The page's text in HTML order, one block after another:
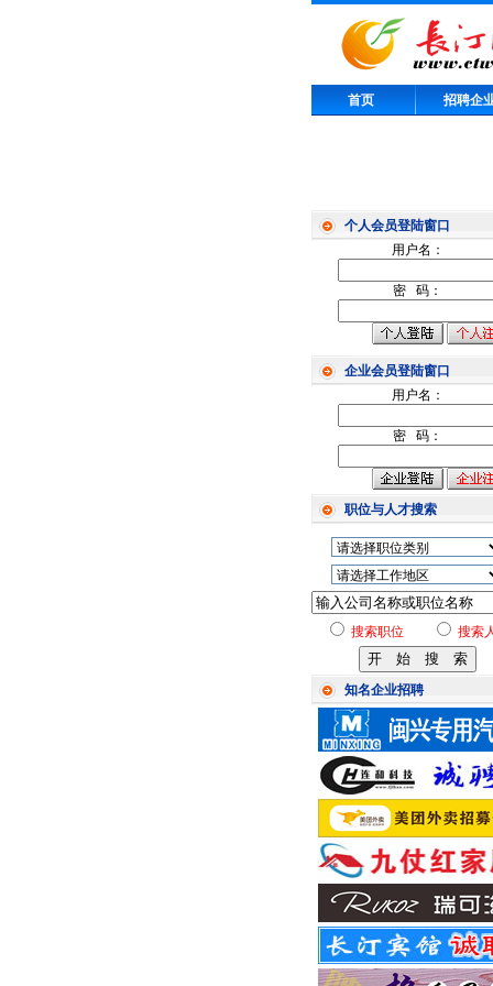
首页 招聘企
个人会员登陆窗口
用户名：
密 码：
企业会员登陆窗口
用户名：
密 码：
职位与人才搜索
搜索职位 搜索
知名企业招聘